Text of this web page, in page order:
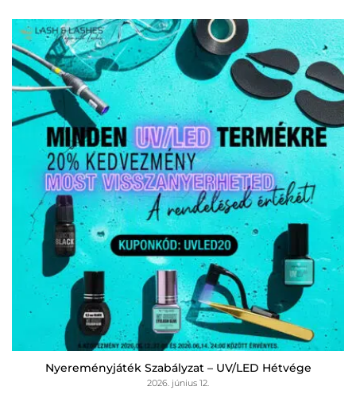
Nyereményjáték Szabályzat – UV/LED Hétvége
2026. június 12.